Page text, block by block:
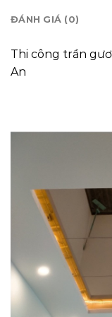
ĐÁNH GIÁ (0)
Thi công trần
An